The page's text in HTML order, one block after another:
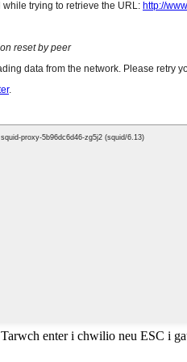
Tarwch enter i chwilio neu ESC i